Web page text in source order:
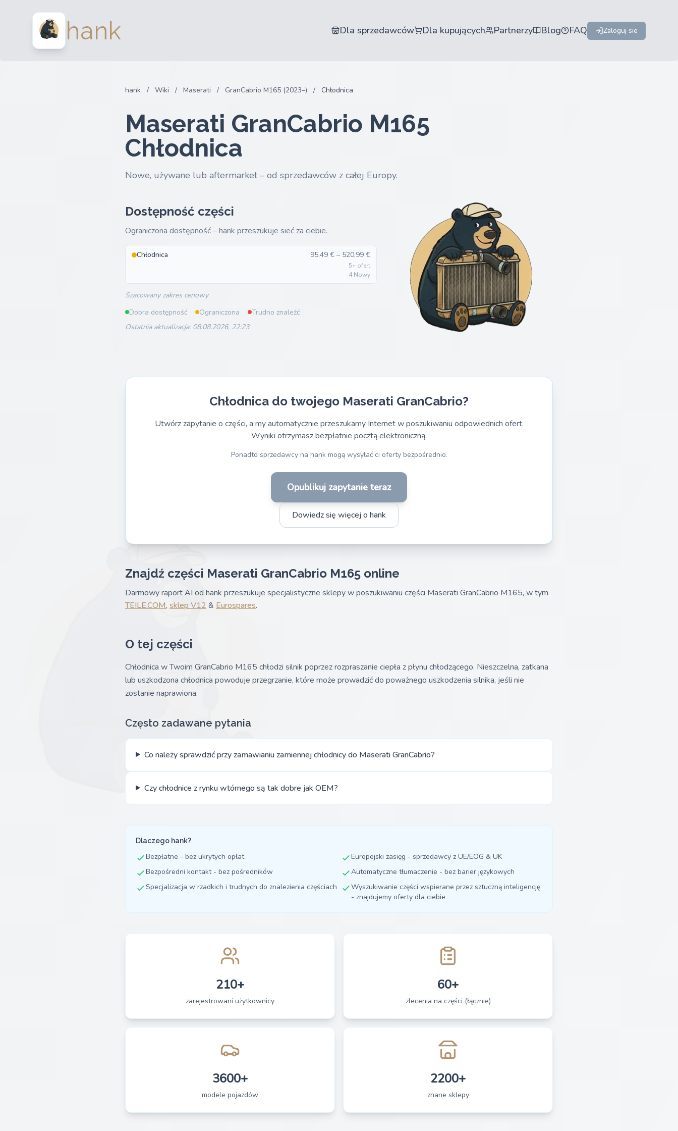
hank Dla sprzedawców Dla kupujących Partnerzy Blog FAQ Zaloguj sie
hank / Wiki / Maserati / GranCabrio M165 (2023–) / Chłodnica
Maserati GranCabrio M165
Chłodnica
Nowe, używane lub aftermarket – od sprzedawców z całej Europy.
Dostępność części
Ograniczona dostępność – hank przeszukuje sieć za ciebie.
Chłodnica 95,49 € – 520,99 €
5+ ofert
4 Nowy
Szacowany zakres cenowy
Dobra dostępność
Ograniczona
Trudno znaleźć
Ostatnia aktualizacja: 08.08.2026, 22:23
Chłodnica do twojego Maserati GranCabrio?
Utwórz zapytanie o części, a my automatycznie przeszukamy Internet w poszukiwaniu odpowiednich ofert.
Wyniki otrzymasz bezpłatnie pocztą elektroniczną.
Ponadto sprzedawcy na hank mogą wysyłać ci oferty bezpośrednio.
Opublikuj zapytanie teraz
Dowiedz się więcej o hank
Znajdź części Maserati GranCabrio M165 online
Darmowy raport AI od hank przeszukuje specjalistyczne sklepy w poszukiwaniu części Maserati GranCabrio M165, w tym
TEILE.COM, sklep V12 & Eurospares.
O tej części
Chłodnica w Twoim GranCabrio M165 chłodzi silnik poprzez rozpraszanie ciepła z płynu chłodzącego. Nieszczelna, zatkana
lub uszkodzona chłodnica powoduje przegrzanie, które może prowadzić do poważnego uszkodzenia silnika, jeśli nie
zostanie naprawiona.
Często zadawane pytania
Co należy sprawdzić przy zamawianiu zamiennej chłodnicy do Maserati GranCabrio?
Czy chłodnice z rynku wtórnego są tak dobre jak OEM?
Dlaczego hank?
Bezpłatne - bez ukrytych opłat
Europejski zasięg - sprzedawcy z UE/EOG & UK
Bezpośredni kontakt - bez pośredników
Automatyczne tłumaczenie - bez barier językowych
Specjalizacja w rzadkich i trudnych do znalezienia częściach
Wyszukiwanie części wspierane przez sztuczną inteligencję
- znajdujemy oferty dla ciebie
210+
zarejestrowani użytkownicy
60+
zlecenia na części (łącznie)
3600+
modele pojazdów
2200+
znane sklepy